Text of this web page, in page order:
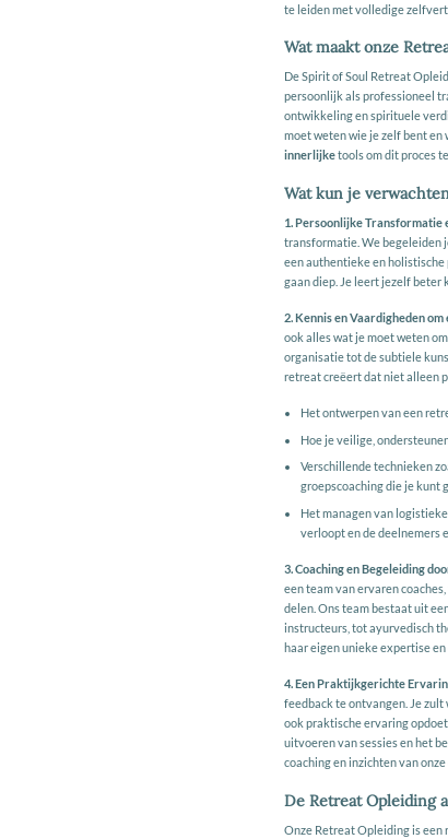
te leiden met volledige
Wat maakt onze
De Spirit of Soul Retreat
persoonlijk als professioneel
ontwikkeling en spirituele
moet weten wie je zelf bent en
innerlijketools om dit proces
Wat kun je
1. Persoonlijke Transformatie
transformatie. We begeleiden
een authentieke en
gaan diep. Je leert jezelf beter
2. Kennis en Vaardigheden
ook alles wat je moet weten
organisatie tot de subtiele
retreat creëert dat niet alleen
Het ontwerpen van een
Hoe je veilige,
Verschillende technieken
groepscoaching die je kunt
Het managen van
verloopt en de deelnemers
3. Coaching en Begeleiding
een team van ervaren
delen. Ons team bestaat uit
instructeurs, tot ayurvedisch
haar eigen unieke expertise en
4. Een Praktijkgerichte
feedback te ontvangen. Je
ook praktische ervaring
uitvoeren van sessies en het
coaching en inzichten van
De Retreat Opleiding
Onze Retreat Opleiding is een